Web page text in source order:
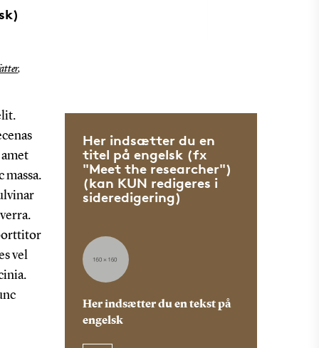
,
massa.
vel
Her indsætter du en
titel på engelsk (fx
"Meet the researcher")
(kan KUN redigeres i
sideredigering)
Her indsætter du en tekst på
engelsk